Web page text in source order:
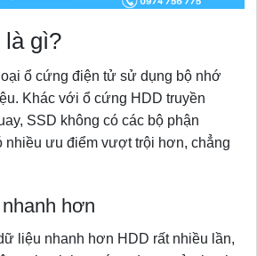
là gì?
ổ cứng điện tử sử dụng bộ nhớ
Khác với ổ cứng HDD truyền
SSD không có các bộ phận
nhiều ưu điểm vượt trội hơn, chẳng
hơn
liệu nhanh hơn HDD rất nhiều lần,